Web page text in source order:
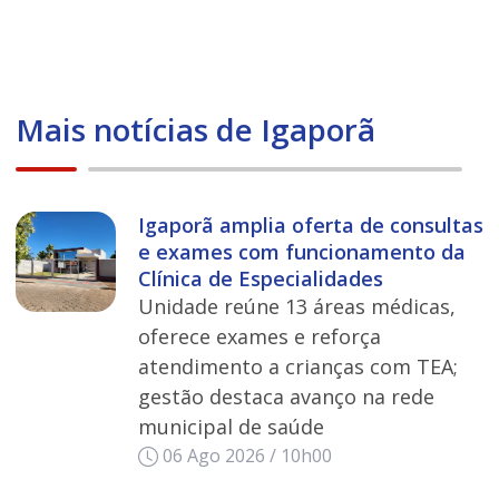
Mais notícias de Igaporã
Igaporã amplia oferta de consultas
e exames com funcionamento da
Clínica de Especialidades
Unidade reúne 13 áreas médicas,
oferece exames e reforça
atendimento a crianças com TEA;
gestão destaca avanço na rede
municipal de saúde
06 Ago 2026 / 10h00